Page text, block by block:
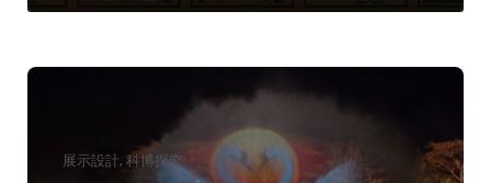
分
類：
展示設計 科博探究